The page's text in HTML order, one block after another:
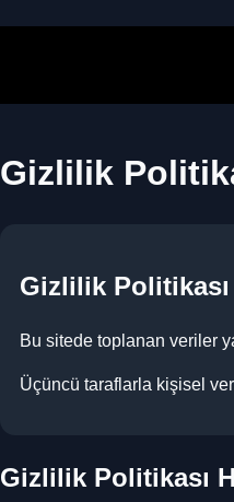
Gizlilik
Gizlilik Politikası
Bu sitede toplanan veriler
Üçüncü taraflarla kişisel
Gizlilik Politikası